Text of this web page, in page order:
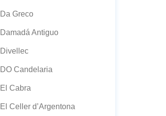
Da Greco
Damadá Antiguo
Divellec
DO Candelaria
El Cabra
El Celler d’Argentona